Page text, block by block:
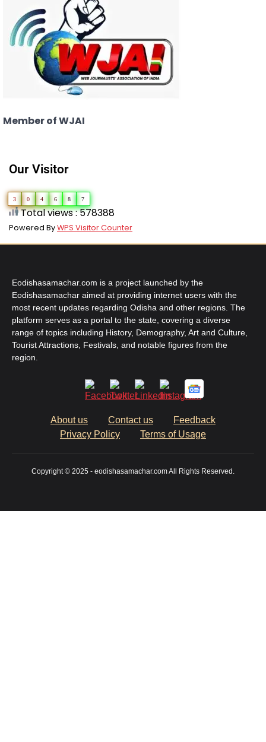
Member of WJAI
Our Visitor
3 0 4 6 8 7
Total views : 578388
Powered ByWPS Visitor Counter
Eodishasamachar.com is a project launched by the
Eodishasamachar aimed at providing internet users with the
most recent updates regarding Odisha and other regions. The
platform serves as a portal to the state, covering a diverse
range of topics including History, Demography, Art and Culture,
Tourist Attractions, Festivals, and notable figures from the
region.
About us Contact us
Feedback
Privacy Policy
Terms of Usage
Copyright © 2025 - eodishasamachar.com All Rights Reserved.